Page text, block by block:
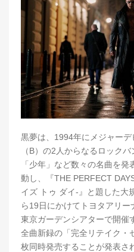
黒夢は、1994年にメジャー
（B）の2人からなるロック
「少年」など数々の名曲を
動し、『THE PERFECT
イズ トゥ ダイ-』と題した大
ら19日にかけてトヨタアリ
東京ガーデンシアターで開催
全曲新録の「完全リテイク・
枚同時発売することが発表さ